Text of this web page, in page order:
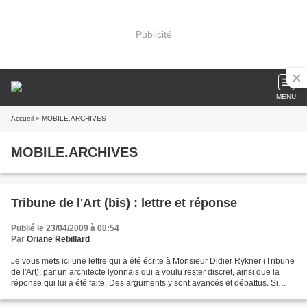
Publicité
MENU
Accueil » MOBILE.ARCHIVES
MOBILE.ARCHIVES
Tribune de l'Art (bis) : lettre et réponse
Publié le 23/04/2009 à 08:54
Par Oriane Rebillard
Je vous mets ici une lettre qui a été écrite à Monsieur Didier Rykner (Tribune
de l'Art), par un architecte lyonnais qui a voulu rester discret, ainsi que la
réponse qui lui a été faite. Des arguments y sont avancés et débattus. Si